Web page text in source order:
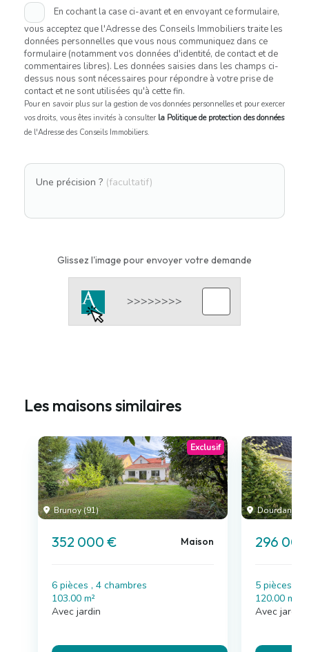
En cochant la case ci-avant et en envoyant ce formulaire,
vous acceptez que l'Adresse des Conseils Immobiliers traite les
données personnelles que vous nous communiquez dans ce
formulaire (notamment vos données d'identité, de contact et de
commentaires libres). Les données saisies dans les champs ci-
dessus nous sont nécessaires pour répondre à votre prise de
contact et ne sont utilisées qu'à cette fin.
Pour en savoir plus sur la gestion de vos données personnelles et pour exercer
vos droits, vous êtes invités à consulter la Politique de protection des données
de l'Adresse des Conseils Immobiliers.
Une précision ? (facultatif)
Glissez l'image pour envoyer votre demande
Les maisons similaires
Brunoy (91)
Exclusif
352 000 € Maison
6 pièces , 4 chambres
103.00 m²
Avec jardin
Dourdan (91)
296
5 pièces , 3
120.00 m²
Avec jardin